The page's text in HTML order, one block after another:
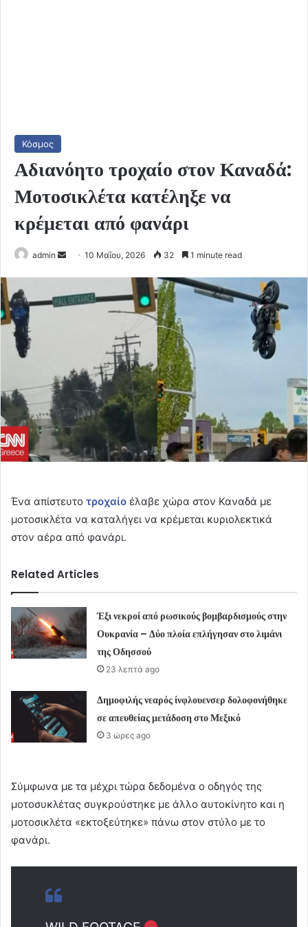
Κόσμος
Αδιανόητο τροχαίο στον Καναδά:
Μοτοσικλέτα κατέληξε να
κρέμεται από φανάρι
admin
Send10 Μαΐου, 2026 32 1 minute read
Ένα απίστευτο τροχαίο έλαβε χώρα στον Καναδά με
μοτοσικλέτα να καταλήγει να κρέμεται κυριολεκτικά
στον αέρα από φανάρι.
Related Articles
Έξι νεκροί από ρωσικούς βομβαρδισμούς στην
Ουκρανία – Δύο πλοία επλήγησαν στο λιμάνι
της Οδησσού
23 λεπτά ago
Δημοφιλής νεαρός ίνφλουενσερ δολοφονήθηκε
σε απευθείας μετάδοση στο Μεξικό
3 ώρες ago
Σύμφωνα με τα μέχρι τώρα δεδομένα ο οδηγός της
μοτοσυκλέτας συγκρούστηκε με άλλο αυτοκίνητο και η
μοτοσικλέτα «εκτοξεύτηκε» πάνω στον στύλο με το
φανάρι.